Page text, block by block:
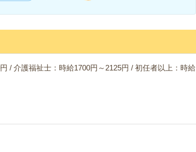
/ 介護福祉士：時給1700円～2125円 / 初任者以上：時給